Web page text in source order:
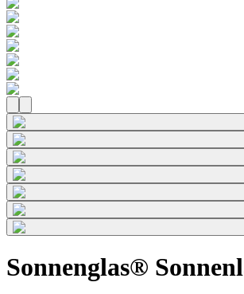
Sonnenglas®